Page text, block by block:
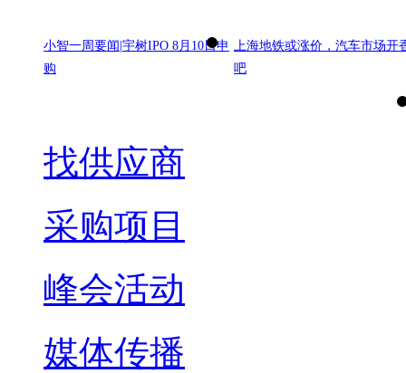
小智一周要闻|宇树IPO 8月10日申
购
上海地铁或涨价，汽车市场开
吧
找供应商
采购项目
峰会活动
媒体传播